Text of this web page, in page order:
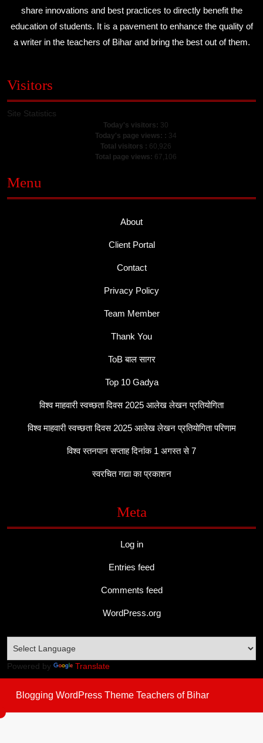
share innovations and best practices to directly benefit the
education of students. It is a pavement to enhance the quality of
a writer in the teachers of Bihar and bring the best out of them.
Visitors
Site Statistics
Today's visitors: 30
Today's page views: : 34
Total visitors : 60,926
Total page views: 67,106
Menu
About
Client Portal
Contact
Privacy Policy
Team Member
Thank You
ToB बाल सागर
Top 10 Gadya
विश्व माहवारी स्वच्छता दिवस 2025 आलेख लेखन प्रतियोगिता
विश्व माहवारी स्वच्छता दिवस 2025 आलेख लेखन प्रतियोगिता परिणाम
विश्व स्तनपान सप्ताह दिनांक 1 अगस्त से 7
स्वरचित गद्या का प्रकाशन
Meta
Log in
Entries feed
Comments feed
WordPress.org
Powered by Translate
Blogging WordPress Theme Teachers of Bihar